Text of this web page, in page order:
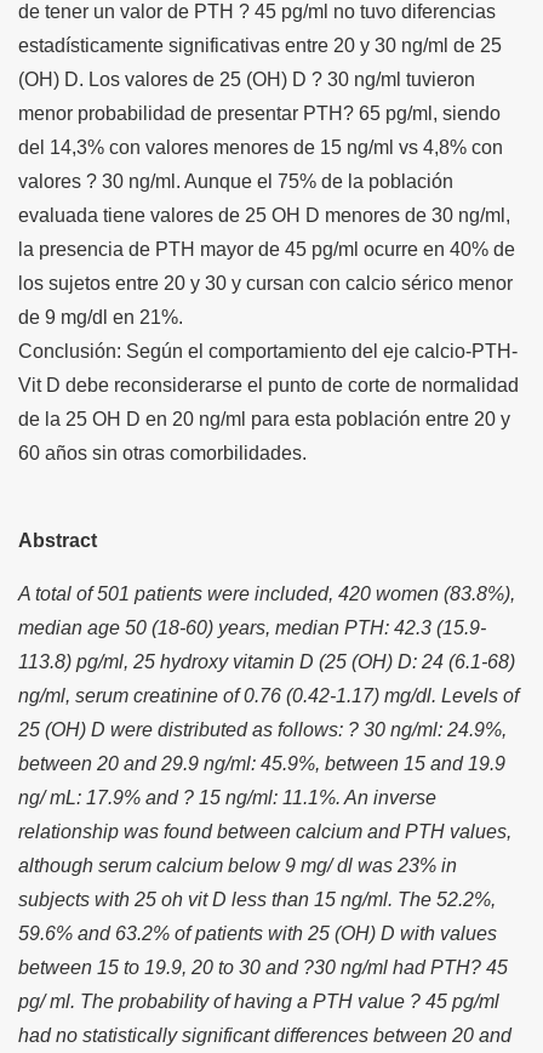
de tener un valor de PTH ? 45 pg/ml no tuvo diferencias
estadísticamente significativas entre 20 y 30 ng/ml de 25
(OH) D. Los valores de 25 (OH) D ? 30 ng/ml tuvieron
menor probabilidad de presentar PTH? 65 pg/ml, siendo
del 14,3% con valores menores de 15 ng/ml vs 4,8% con
valores ? 30 ng/ml. Aunque el 75% de la población
evaluada tiene valores de 25 OH D menores de 30 ng/ml,
la presencia de PTH mayor de 45 pg/ml ocurre en 40% de
los sujetos entre 20 y 30 y cursan con calcio sérico menor
de 9 mg/dl en 21%.
Conclusión: Según el comportamiento del eje calcio-PTH-
Vit D debe reconsiderarse el punto de corte de normalidad
de la 25 OH D en 20 ng/ml para esta población entre 20 y
60 años sin otras comorbilidades.
Abstract
A total of 501 patients were included, 420 women (83.8%),
median age 50 (18-60) years, median PTH: 42.3 (15.9-
113.8) pg/ml, 25 hydroxy vitamin D (25 (OH) D: 24 (6.1-68)
ng/ml, serum creatinine of 0.76 (0.42-1.17) mg/dl. Levels of
25 (OH) D were distributed as follows: ? 30 ng/ml: 24.9%,
between 20 and 29.9 ng/ml: 45.9%, between 15 and 19.9
ng/ mL: 17.9% and ? 15 ng/ml: 11.1%. An inverse
relationship was found between calcium and PTH values,
although serum calcium below 9 mg/ dl was 23% in
subjects with 25 oh vit D less than 15 ng/ml. The 52.2%,
59.6% and 63.2% of patients with 25 (OH) D with values
between 15 to 19.9, 20 to 30 and ?30 ng/ml had PTH? 45
pg/ ml. The probability of having a PTH value ? 45 pg/ml
had no statistically significant differences between 20 and